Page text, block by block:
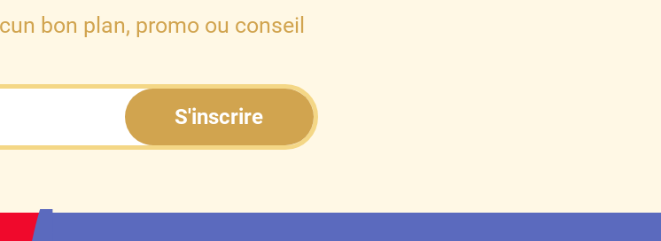
bon plan, promo ou conseil
S'inscrire